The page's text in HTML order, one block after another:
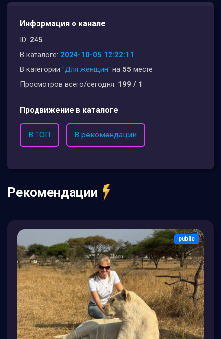
Информация о канале
ID: 245
В каталоге: 2024-10-05 12:22:11
В категории "Для женщин" на 55 месте
Просмотров всего/сегодня: 199 / 1
Продвижение в каталоге
В ТОП В рекомендации
Рекомендации
public